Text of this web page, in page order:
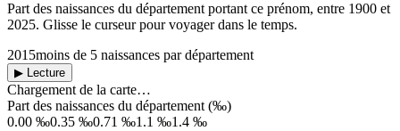
Part des naissances du département portant ce prénom, entre 1900 et
2025. Glisse le curseur pour voyager dans le temps.
2015moins de 5 naissances par département
▶ Lecture
Chargement de la carte…
Part des naissances du département (‰)
0.00 ‰0.35 ‰0.71 ‰1.1 ‰1.4 ‰